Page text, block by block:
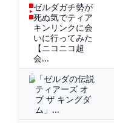
ゼルダガチ勢が
死ぬ気でティア
キンリンクに会
いに行ってみた
【ニコニコ超
会...
「ゼルダの伝説
ティアーズ オ
ブ ザ キングダ
ム」...